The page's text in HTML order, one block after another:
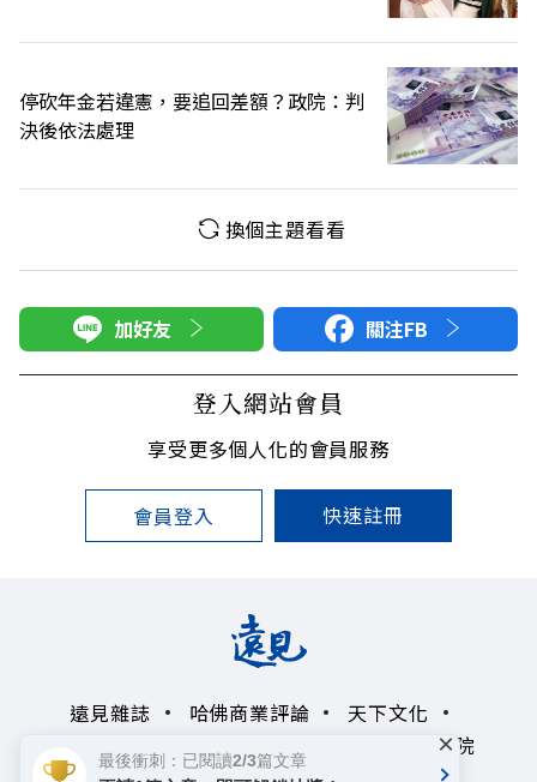
停砍年金若違憲，要追回差額？政院：判
決後依法處理
換個主題看看
加好友 關注FB
登入網站會員
享受更多個人化的會員服務
會員登入 快速註冊
遠見雜誌 哈佛商業評論
天下文化
未來親子學習平台
領導影響力學院
最後衝刺：已閱讀2/3篇文章 ×